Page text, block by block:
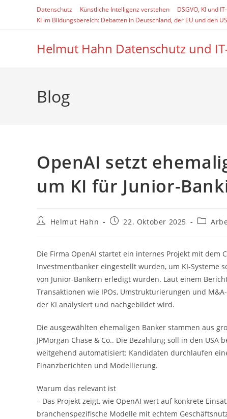
Datenschutz Künstliche Intelligenz verstehen DSGVO, KI und
KI im Bildungsbereich: Debatten in Deutschland, der EU und den
Helmut Hahn Datenschutz und
Blog
OpenAI setzt
um KI für Junior-
Beitrags-
Helmut Hahn
Beitrag22. Oktober 2025
Die Firma OpenAI startet ein internes Projekt mit dem
Investmentbanker eingestellt wurden, um KI-Systeme
von Junior-Bankern erledigt wurden. Laut einem
Transaktionen wie IPOs, Umstrukturierungen und
der KI analysiert und nachgebildet wird.
Die ausgewählten ehemaligen Banker stammen aus
JPMorgan Chase & Co.. Die Bezahlung soll in den
weitgehend automatisiert: Kandidaten durchlaufen
Finanzberichten und Modellierung.
Warum das relevant ist
– Das Projekt zeigt, wie OpenAI wert auf konkrete
branchenspezifische Modelle mit echtem